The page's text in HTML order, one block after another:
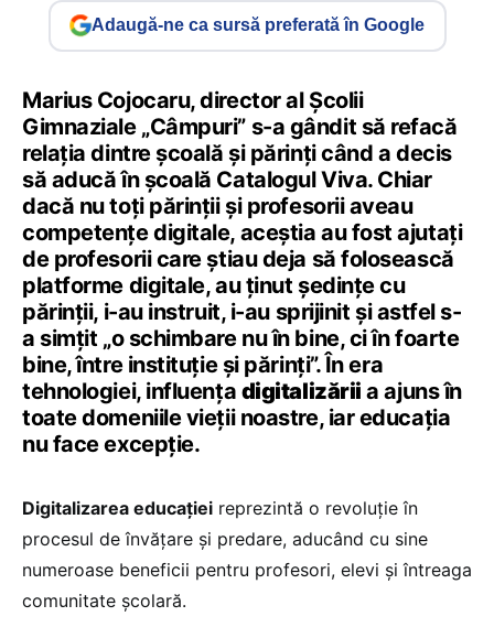
Adaugă-ne ca sursă preferată în Google
Marius Cojocaru, director al Școlii
Gimnaziale „Câmpuri” s-a gândit să refacă
relația dintre școală și părinți când a decis
să aducă în școală Catalogul Viva. Chiar
dacă nu toți părinții și profesorii aveau
competențe digitale, aceștia au fost ajutați
de profesorii care știau deja să folosească
platforme digitale, au ținut ședințe cu
părinții, i-au instruit, i-au sprijinit și astfel s-
a simțit „o schimbare nu în bine, ci în foarte
bine, între instituție și părinți”. În era
tehnologiei, influența digitalizării a ajuns în
toate domeniile vieții noastre, iar educația
nu face excepție.
Digitalizarea educației reprezintă o revoluție în
procesul de învățare și predare, aducând cu sine
numeroase beneficii pentru profesori, elevi și întreaga
comunitate școlară.